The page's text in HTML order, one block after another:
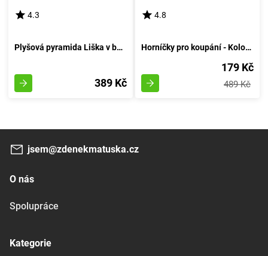
4.3
Plyšová pyramida Liška v barvách 27 cm
389 Kč
4.8
Horníčky pro koupání - Kolorovaná věžička vody
179 Kč
489 Kč
jsem@zdenekmatuska.cz
O nás
Spolupráce
Kategorie